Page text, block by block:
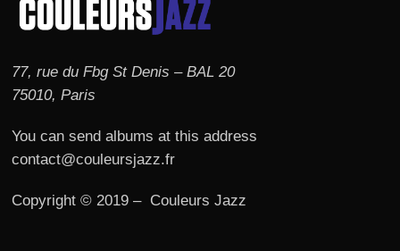
77, rue du Fbg St Denis – BAL 20
75010, Paris
You can send albums at this address
contact@couleursjazz.fr
Copyright © 2019 – Couleurs Jazz